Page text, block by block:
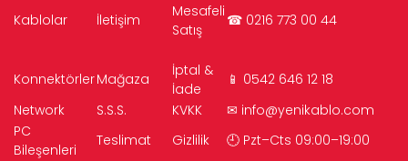
Kablolar İletişim
Mesafeli
Satış
☎ 0216 773 00 44
KonnektörlerMağaza
İptal &
İade
📱 0542 646 12 18
Network
S.S.S. KVKK ✉ info@yenikablo.com
PC
Bileşenleri
Teslimat Gizlilik 🕘 Pzt–Cts 09:00–19:00